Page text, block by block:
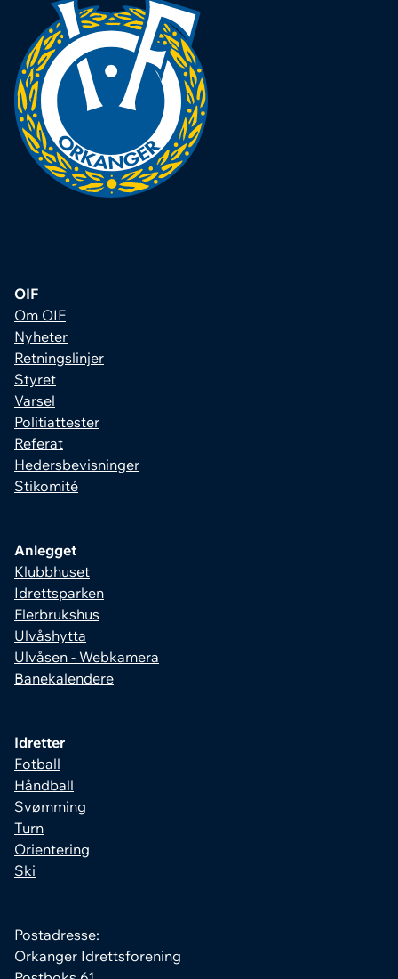
OIF
Om OIF
Nyheter
Retningslinjer
Styret
Varsel
Politiattester
Referat
Hedersbevisninger
Stikomité
Anlegget
Klubbhuset
Idrettsparken
Flerbrukshus
Ulvåshytta
Ulvåsen - Webkamera
Banekalendere
Idretter
Fotball
Håndball
Svømming
Turn
Orientering
Ski
Postadresse:
Orkanger Idrettsforening